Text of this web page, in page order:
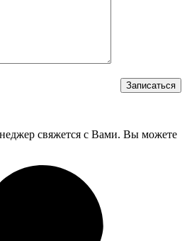
свяжется с Вами. Вы можете